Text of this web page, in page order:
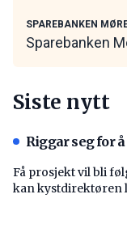
SPAREBANKEN
Sparebanken
Siste nytt
Riggar seg for
Få prosjekt vil bli
kan kystdirektøren